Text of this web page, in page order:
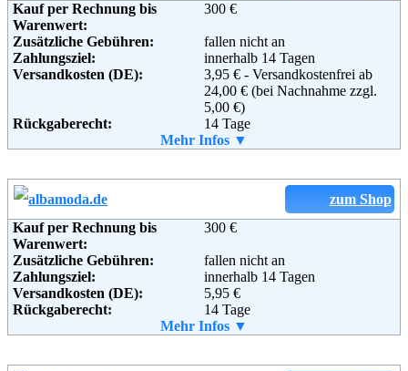
Adresse:
Zalando AG
10437 Berlin
Telefon:
+49 (0) 800 240 10 20
Fax:
+49 (0) 30 2759 46 93
service@zalando.de
Informationen:
Kauf per Rechnung bis
Warenwert:
300 €
Zusätzliche Gebühren:
fallen nicht an
Zahlungsziel:
innerhalb 14 Tagen
Versandkosten (DE):
3,95 € - Versandkostenfrei ab
24,00 € (bei Nachnahme zzgl.
5,00 €)
Rückgaberecht:
14 Tage
Nein
Weitere Zahlungsmethoden:
Adresse:
CBR eCommerce GmbH
Hunäusstraße 5
29227 Celle
Telefon:
01805-654 555
01805-654 999
Mehr Infos ▼
zum Shop
Kauf per Rechnung bis
Warenwert:
300 €
Zusätzliche Gebühren:
fallen nicht an
Zahlungsziel:
innerhalb 14 Tagen
Versandkosten (DE):
5,95 €
Rückgaberecht:
14 Tage
Ja
Mehr Infos ▼